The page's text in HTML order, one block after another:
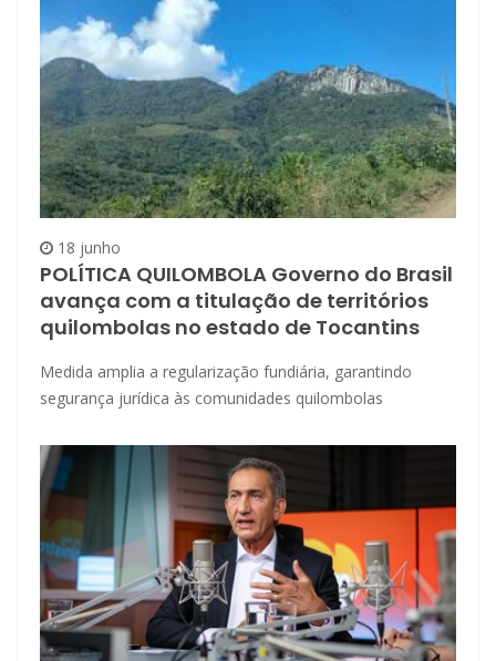
18 junho
POLÍTICA QUILOMBOLA Governo do Brasil
avança com a titulação de territórios
quilombolas no estado de Tocantins
Medida amplia a regularização fundiária, garantindo
segurança jurídica às comunidades quilombolas